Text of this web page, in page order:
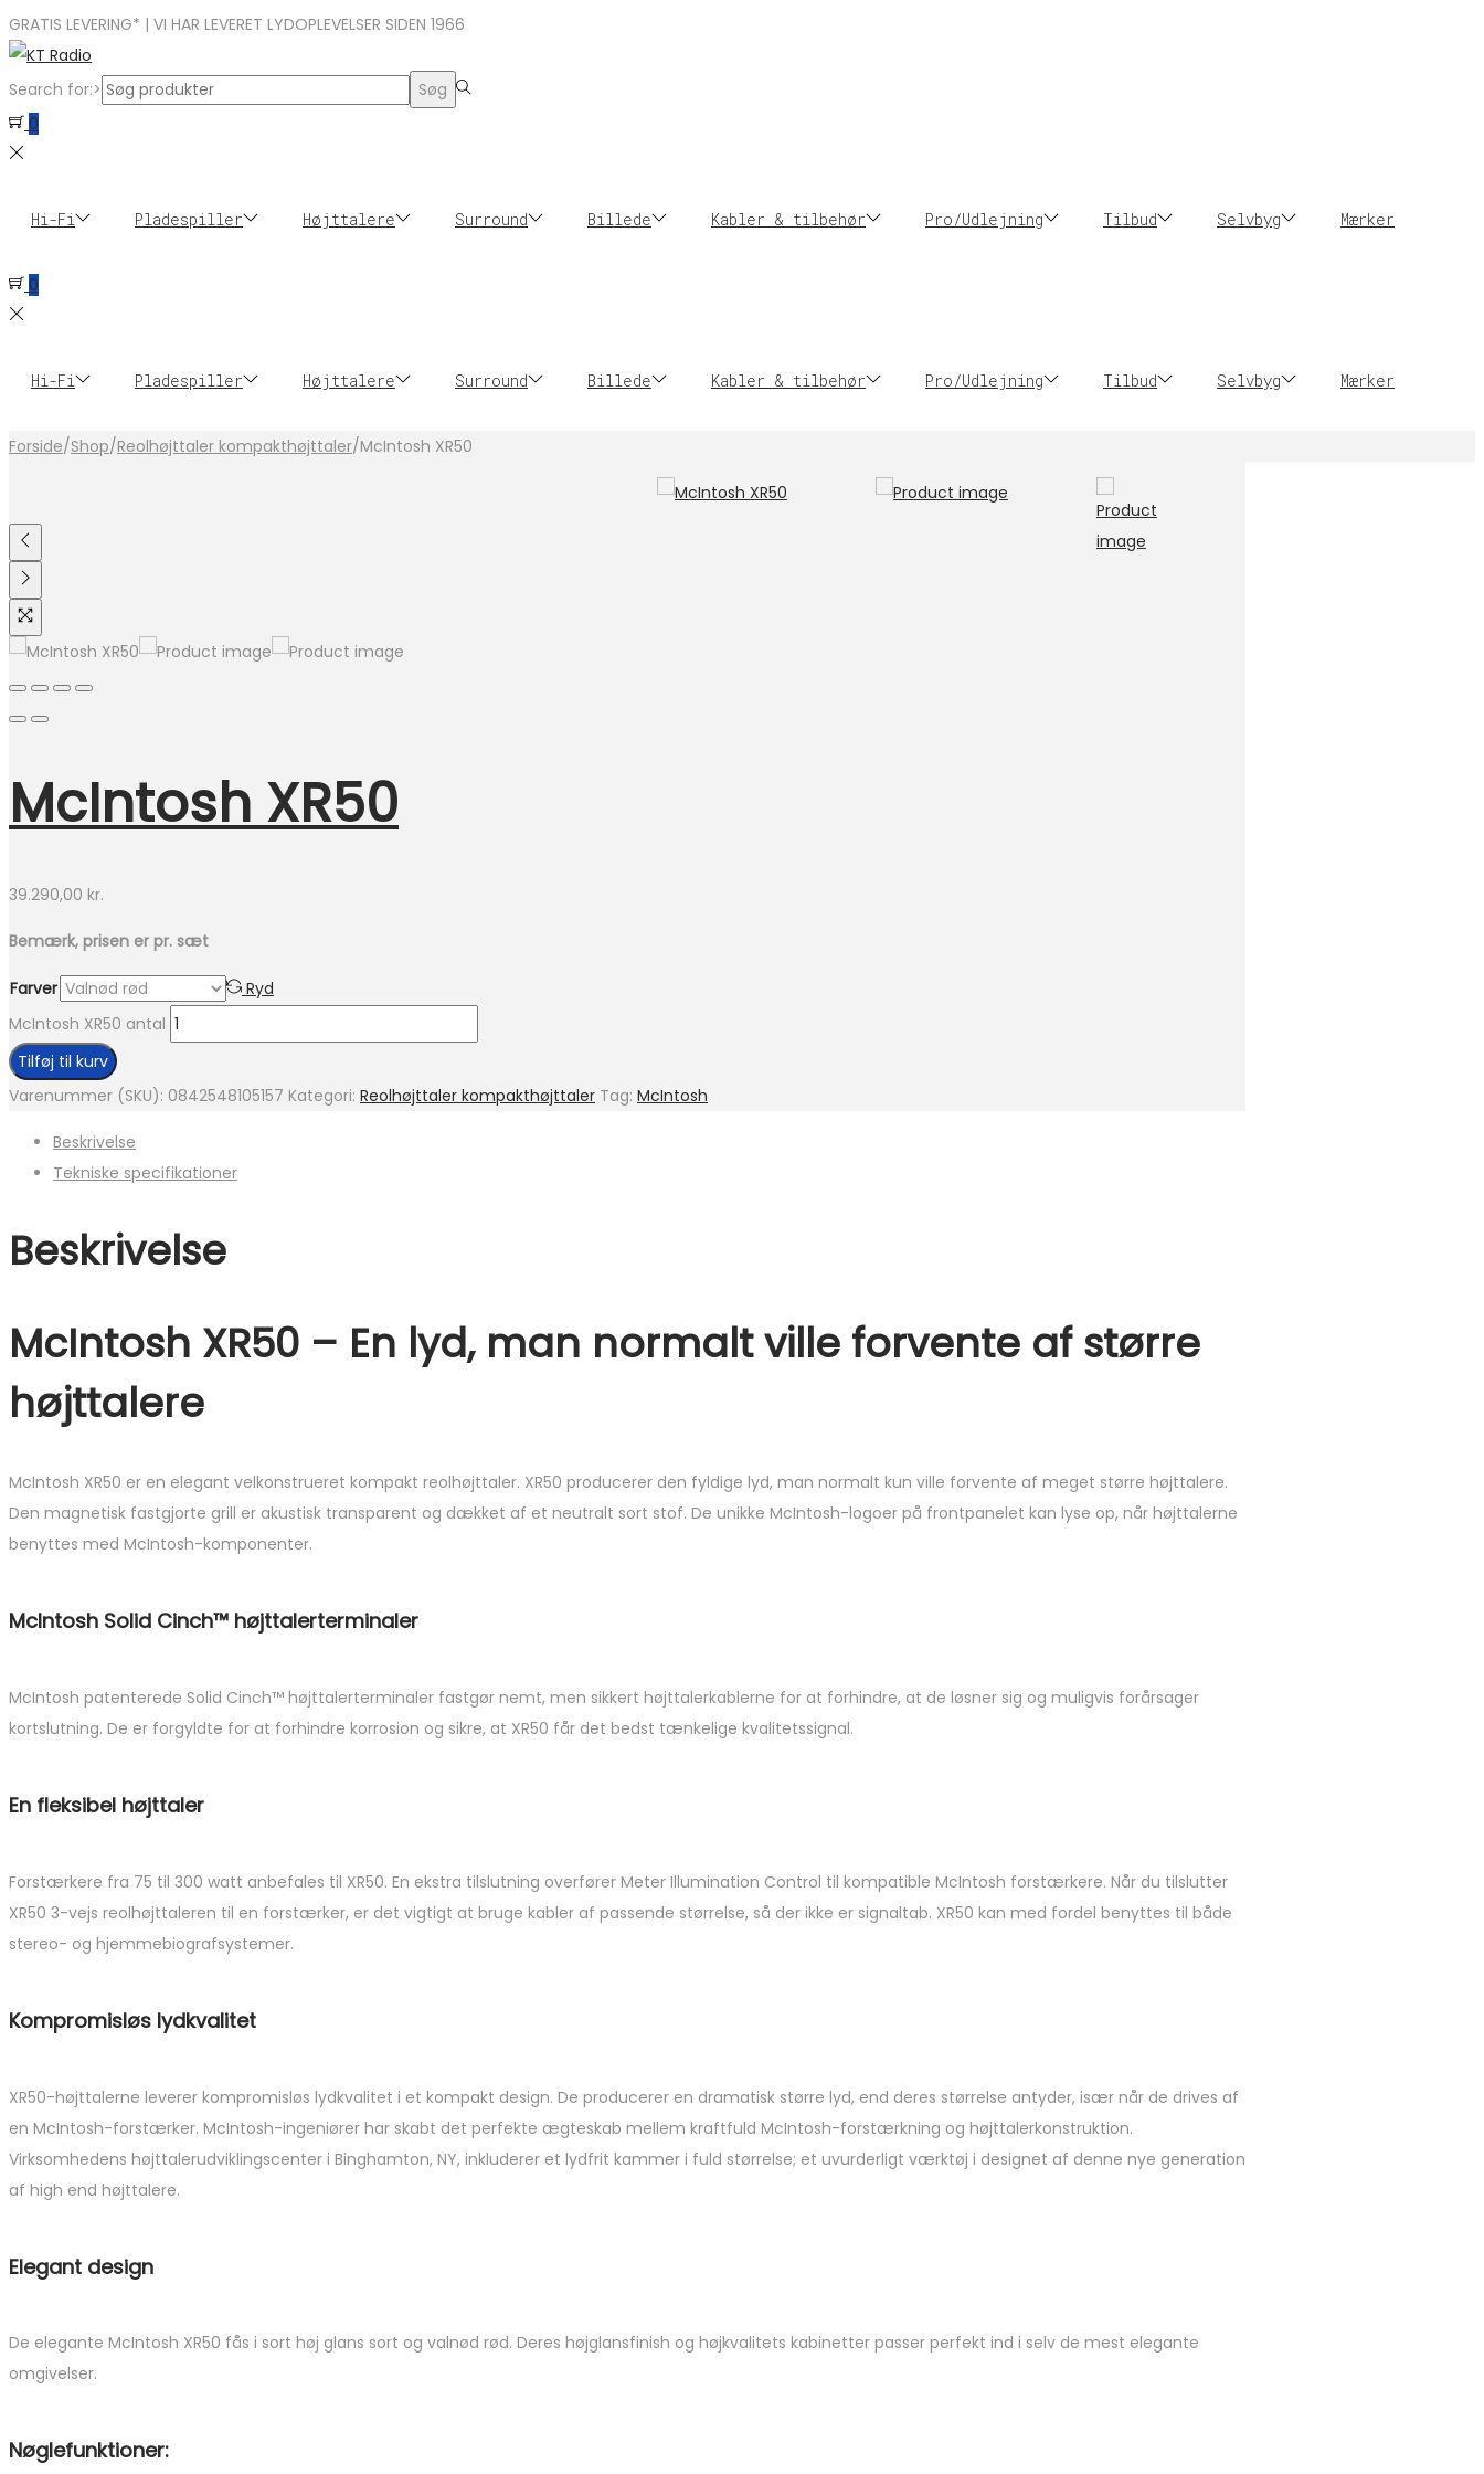
GRATIS LEVERING* | VI HAR LEVERET LYDOPLEVELSER SIDEN 1966
Search for:>
Søg
0
Hi-Fi Pladespiller Højttalere Surround Billede Kabler & tilbehør Pro/Udlejning Tilbud Selvbyg Mærker
0
Hi-Fi Pladespiller Højttalere Surround Billede Kabler & tilbehør Pro/Udlejning Tilbud Selvbyg Mærker
Forside/Shop/Reolhøjttaler kompakthøjttaler/McIntosh XR50
McIntosh XR50
39.290,00 kr.
Bemærk, prisen er pr. sæt
Farver
Ryd
McIntosh XR50 antal
Tilføj til kurv
Varenummer (SKU): 0842548105157 Kategori: Reolhøjttaler kompakthøjttaler Tag: McIntosh
Beskrivelse
Tekniske specifikationer
Beskrivelse
McIntosh XR50 – En lyd, man normalt ville forvente af større
højttalere
McIntosh XR50 er en elegant velkonstrueret kompakt reolhøjttaler. XR50 producerer den fyldige lyd, man normalt kun ville forvente af meget større højttalere.
Den magnetisk fastgjorte grill er akustisk transparent og dækket af et neutralt sort stof. De unikke McIntosh-logoer på frontpanelet kan lyse op, når højttalerne
benyttes med McIntosh-komponenter.
McIntosh Solid Cinch™ højttalerterminaler
McIntosh patenterede Solid Cinch™ højttalerterminaler fastgør nemt, men sikkert højttalerkablerne for at forhindre, at de løsner sig og muligvis forårsager
kortslutning. De er forgyldte for at forhindre korrosion og sikre, at XR50 får det bedst tænkelige kvalitetssignal.
En fleksibel højttaler
Forstærkere fra 75 til 300 watt anbefales til XR50. En ekstra tilslutning overfører Meter Illumination Control til kompatible McIntosh forstærkere. Når du tilslutter
XR50 3-vejs reolhøjttaleren til en forstærker, er det vigtigt at bruge kabler af passende størrelse, så der ikke er signaltab. XR50 kan med fordel benyttes til både
stereo- og hjemmebiografsystemer.
Kompromisløs lydkvalitet
XR50-højttalerne leverer kompromisløs lydkvalitet i et kompakt design. De producerer en dramatisk større lyd, end deres størrelse antyder, især når de drives af
en McIntosh-forstærker. McIntosh-ingeniører har skabt det perfekte ægteskab mellem kraftfuld McIntosh-forstærkning og højttalerkonstruktion.
Virksomhedens højttalerudviklingscenter i Binghamton, NY, inkluderer et lydfrit kammer i fuld størrelse; et uvurderligt værktøj i designet af denne nye generation
af high end højttalere.
Elegant design
De elegante McIntosh XR50 fås i sort høj glans sort og valnød rød. Deres højglansfinish og højkvalitets kabinetter passer perfekt ind i selv de mest elegante
omgivelser.
Nøglefunktioner: